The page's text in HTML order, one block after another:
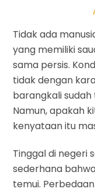
Tidak ada
yang memiliki
sama persis.
tidak dengan
barangkali
Namun, apakah
kenyataan itu
Tinggal di negeri
sederhana
temui.